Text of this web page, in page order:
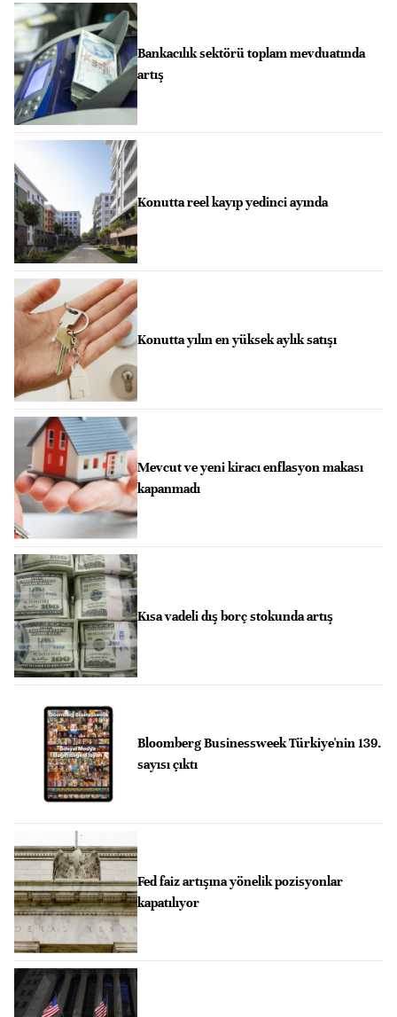
Bankacılık sektörü toplam mevduatında
artış
Konutta reel kayıp yedinci ayında
Konutta yılın en yüksek aylık satışı
Mevcut ve yeni kiracı enflasyon makası
kapanmadı
Kısa vadeli dış borç stokunda artış
Bloomberg Businessweek Türkiye'nin 139.
sayısı çıktı
Fed faiz artışına yönelik pozisyonlar
kapatılıyor